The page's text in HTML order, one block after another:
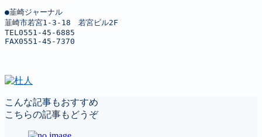
●韮崎ジャーナル
韮崎市若宮1-3-18　若宮ビル2F
TEL0551-45-6885
FAX0551-45-7370
こんな記事もおすすめ
こちらの記事もどうぞ